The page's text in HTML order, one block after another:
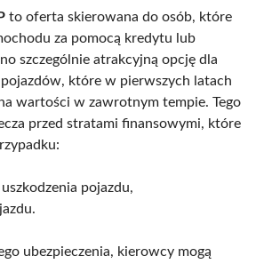
to oferta skierowana do osób, które
za pomocą kredytu lub
szczególnie atrakcyjną opcję dla
które w pierwszych latach
wartości w zawrotnym tempie. Tego
przed stratami finansowymi, które
pojazdu,
ubezpieczenia, kierowcy mogą